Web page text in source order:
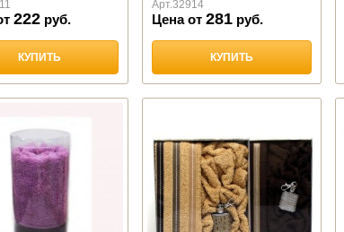
222 руб.
КУПИТЬ
Арт.32914
Цена от281 руб.
КУПИТЬ